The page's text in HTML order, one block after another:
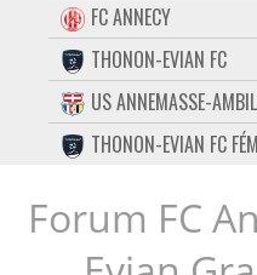
FORUM
CONTACT
FACEBOOK
TWITTER
INSTAGRAM
FC ANNECY
THONON-EVIAN FC
US ANNEMASSE-
THONON-EVIAN FC
Forum FC